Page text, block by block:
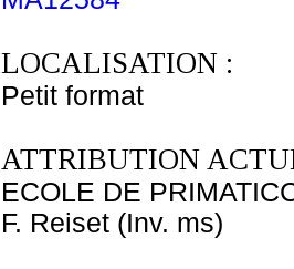
LOCALISATION :
Petit format
ATTRIBUTION
ECOLE DE
F. Reiset (Inv. ms)